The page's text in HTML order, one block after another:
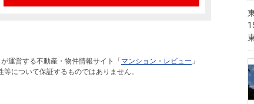
運営する不動産・物件情報サイト「 マンション・レビュー 」
について保証するものではありません。